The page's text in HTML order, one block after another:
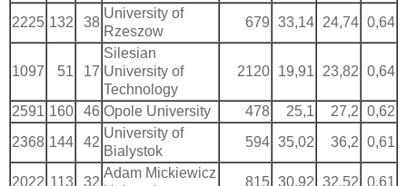
2225 132 38
University of
Rzeszow
679 33,14 24,74 0,64
1097 51 17
Silesian
University of
Technology
2120 19,91 23,82 0,64
2591 160 46 Opole University 478 25,1 27,2 0,62
2368 144 42
University of
Bialystok
594 35,02 36,2 0,61
2022 113 32
Adam Mickiewicz
815 30,92 32,52 0,61